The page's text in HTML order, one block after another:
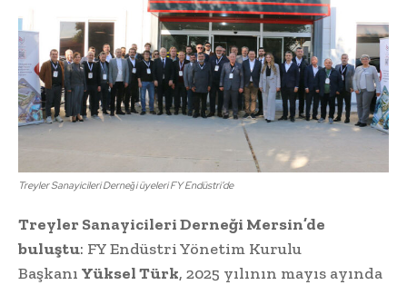
Treyler Sanayicileri Derneği üyeleri FY Endüstri’de
Treyler Sanayicileri Derneği Mersin’de
buluştu: FY Endüstri Yönetim Kurulu
Başkanı Yüksel Türk, 2025 yılının mayıs ayında